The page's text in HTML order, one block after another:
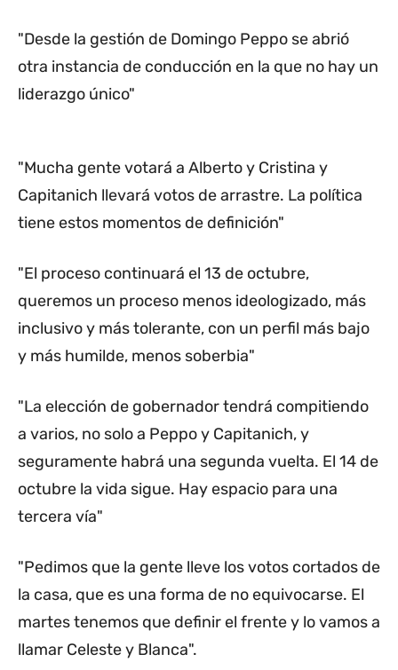
"Desde la gestión de Domingo Peppo se abrió
otra instancia de conducción en la que no hay un
liderazgo único"
"Mucha gente votará a Alberto y Cristina y
Capitanich llevará votos de arrastre. La política
tiene estos momentos de definición"
"El proceso continuará el 13 de octubre,
queremos un proceso menos ideologizado, más
inclusivo y más tolerante, con un perfil más bajo
y más humilde, menos soberbia"
"La elección de gobernador tendrá compitiendo
a varios, no solo a Peppo y Capitanich, y
seguramente habrá una segunda vuelta. El 14 de
octubre la vida sigue. Hay espacio para una
tercera vía"
"Pedimos que la gente lleve los votos cortados de
la casa, que es una forma de no equivocarse. El
martes tenemos que definir el frente y lo vamos a
llamar Celeste y Blanca".